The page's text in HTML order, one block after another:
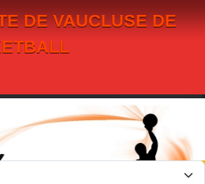
DE VAUCLUSE DE